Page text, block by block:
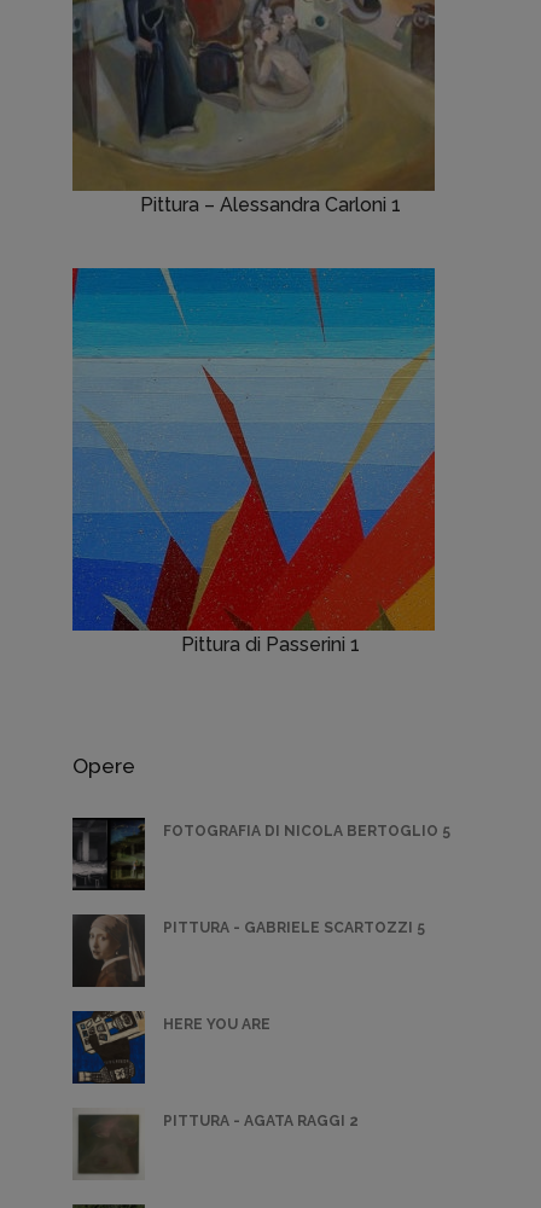
Pittura – Alessandra Carloni 1
Pittura di Passerini 1
Opere
FOTOGRAFIA DI NICOLA BERTOGLIO 5
PITTURA - GABRIELE SCARTOZZI 5
HERE YOU ARE
PITTURA - AGATA RAGGI 2